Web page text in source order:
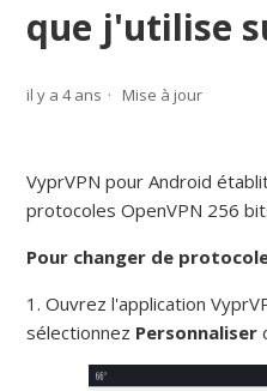
que j'utilise
il y a 4 ans Mise à jour
VyprVPN pour Android
protocoles OpenVPN 256
Pour changer de
1. Ouvrez l'application
sélectionnez Personnaliser